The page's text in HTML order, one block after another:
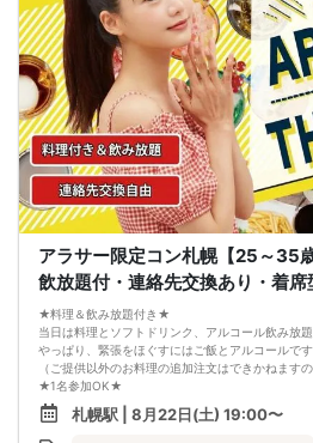
なりますが、当日に参加者のキャンセルで比率が
回った場合、一切返金などの保証はいたしません
4. イベントページ内の「お申し込み状況」等はキ
数、男女比率と異なる可能性がございます。
5. 当日は店舗の外ではなく店舗内で受付いたしま
で来た」旨をお伝えください。
6. お釣りの用意はございませんので、出ないよう
7. 当日は年齢確認のできる身分証をお持ちくださ
ことが発覚した場合、参加費を全額徴収し返金は
8. 15分以上の遅刻はキャンセルとみなす可能性が
9. 当日受付にお越しになってからのキャンセル、
10. イベント中止に伴うユーザーへの返金額は、
泊費、通信費等の返金は行いません。
11. 領収書の発行はいたしかねます。
お申し込みが完了した時点で上記すべての事項に
8/22(土)20代夜コン札幌
アラサー限定コン札幌【25～35
飲放題付・連絡先交換あり・着
★料理＆飲み放題付き★
当日は料理とソフトドリンク、アルコール飲み放題
やっぱり、緊張をほぐすにはご飯とアルコールです
（ご提供以外のお料理の追加注文はできかねます
★1名参加OK★
他の1名参加の方とペアになりますし、友達作りに
基本的には２：２のグループトークとなります。
（１：１でのトークはございませんので、予めご了
札幌駅 | 8月22日(土) 19:00〜